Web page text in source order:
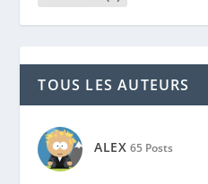
ANTOINE 1 Post